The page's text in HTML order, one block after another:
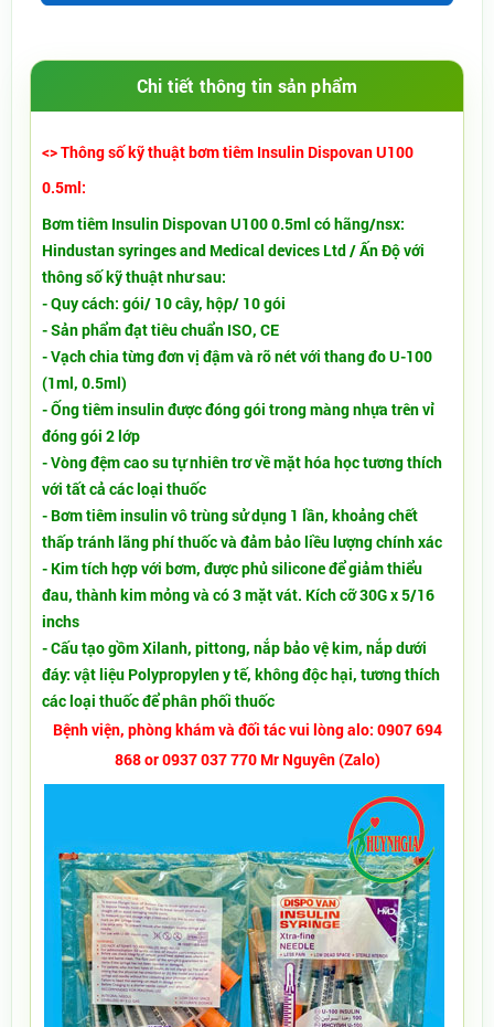
Chi tiết thông tin sản phẩm
<> Thông số kỹ thuật bơm tiêm Insulin Dispovan U100
0.5ml:
Bơm tiêm Insulin Dispovan U100 0.5ml có hãng/nsx:
Hindustan syringes and Medical devices Ltd / Ấn Độ với
thông số kỹ thuật như sau:
- Quy cách: gói/ 10 cây, hộp/ 10 gói
- Sản phẩm đạt tiêu chuẩn ISO, CE
- Vạch chia từng đơn vị đậm và rõ nét với thang đo U-100
(1ml, 0.5ml)
- Ống tiêm insulin được đóng gói trong màng nhựa trên vỉ
đóng gói 2 lớp
- Vòng đệm cao su tự nhiên trơ về mặt hóa học tương thích
với tất cả các loại thuốc
- Bơm tiêm insulin vô trùng sử dụng 1 lần, khoảng chết
thấp tránh lãng phí thuốc và đảm bảo liều lượng chính xác
- Kim tích hợp với bơm, được phủ silicone để giảm thiểu
đau, thành kim mỏng và có 3 mặt vát. Kích cỡ 30G x 5/16
inchs
- Cấu tạo gồm Xilanh, pittong, nắp bảo vệ kim, nắp dưới
đáy: vật liệu Polypropylen y tế, không độc hại, tương thích
các loại thuốc để phân phối thuốc
Bệnh viện, phòng khám và đối tác vui lòng alo: 0907 694
868 or 0937 037 770 Mr Nguyên (Zalo)